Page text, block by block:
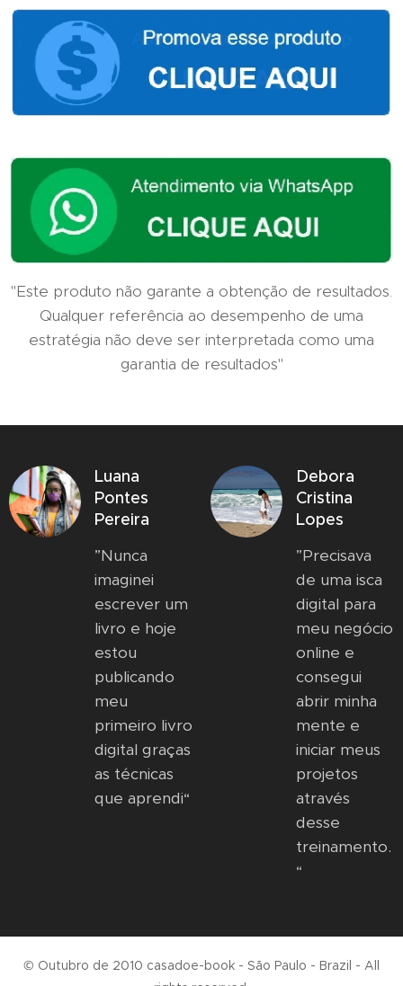
"Este produto não garante a obtenção de resultados.
Qualquer referência ao desempenho de uma
estratégia não deve ser interpretada como uma
garantia de resultados"
Luana
Pontes
Pereira
”Nunca
imaginei
escrever um
livro e hoje
estou
publicando
meu
primeiro livro
digital graças
as técnicas
que aprendi“
Debora
Cristina
Lopes
”Precisava
de uma isca
digital para
meu negócio
online e
consegui
abrir minha
mente e
iniciar meus
projetos
através
desse
treinamento.
“
© Outubro de 2010 casadoe-book - São Paulo - Brazil - All